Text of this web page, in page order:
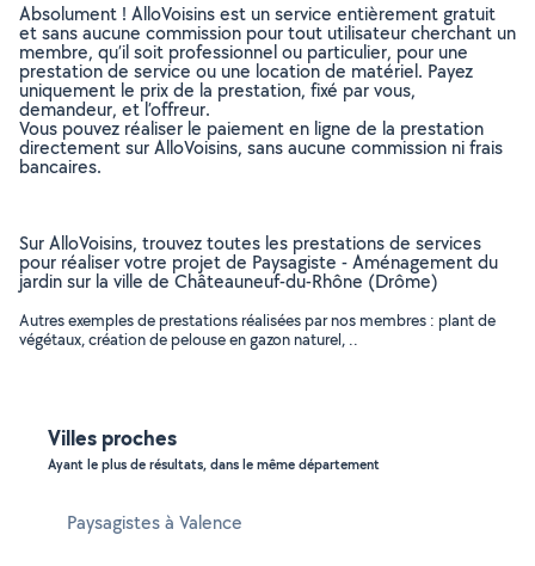
Absolument ! AlloVoisins est un service entièrement gratuit
et sans aucune commission pour tout utilisateur cherchant un
membre, qu’il soit professionnel ou particulier, pour une
prestation de service ou une location de matériel. Payez
uniquement le prix de la prestation, fixé par vous,
demandeur, et l’offreur.
Vous pouvez réaliser le paiement en ligne de la prestation
directement sur AlloVoisins, sans aucune commission ni frais
bancaires.
Sur AlloVoisins, trouvez toutes les prestations de services
pour réaliser votre projet de Paysagiste - Aménagement du
jardin sur la ville de Châteauneuf-du-Rhône (Drôme)
Autres exemples de prestations réalisées par nos membres : plant de
végétaux, création de pelouse en gazon naturel, ..
Villes proches
Ayant le plus de résultats, dans le même département
Paysagistes à Valence